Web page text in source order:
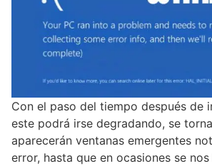
Con el paso del tiempo después de
este podrá irse degradando, se
aparecerán ventanas emergentes
error, hasta que en ocasiones se